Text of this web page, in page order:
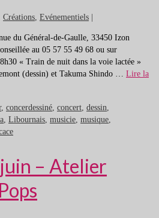
Créations, Evénementiels
du Général-de-Gaulle, 33450 Izon
au 05 57 55 49 68 ou sur
« Train de nuit dans la voie lactée »
(dessin) et Takuma Shindo … Lire la
, concerdessiné, concert, dessin,
, Libournais, musicie, musique,
– Atelier